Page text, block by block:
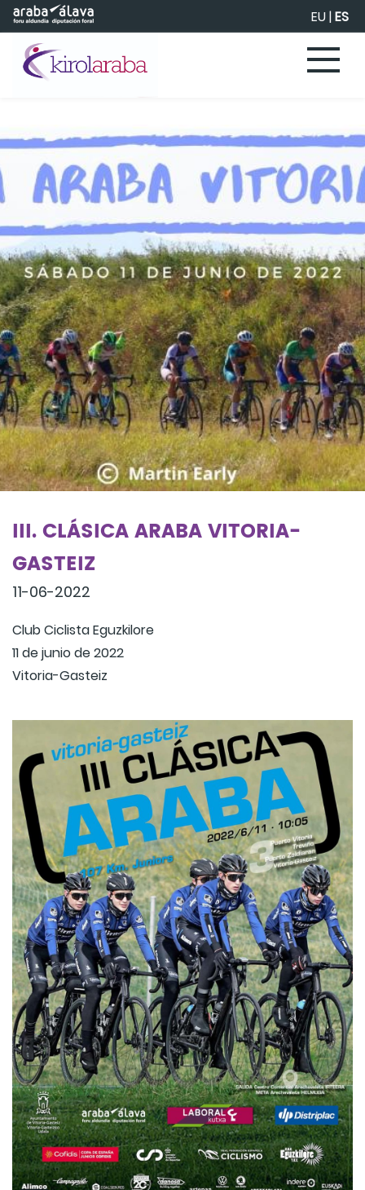
Saltar al contenido principal EU|ES
III. CLÁSICA ARABA VITORIA-
GASTEIZ
11-06-2022
Club Ciclista Eguzkilore
11 de junio de 2022
Vitoria-Gasteiz